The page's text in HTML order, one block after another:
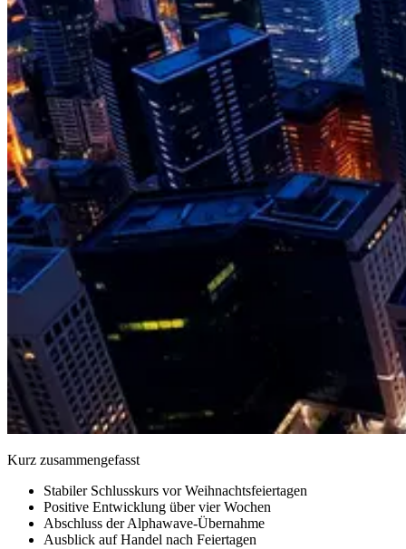
Kurz zusammengefasst
Stabiler Schlusskurs vor Weihnachtsfeiertagen
Positive Entwicklung über vier Wochen
Abschluss der Alphawave-Übernahme
Ausblick auf Handel nach Feiertagen